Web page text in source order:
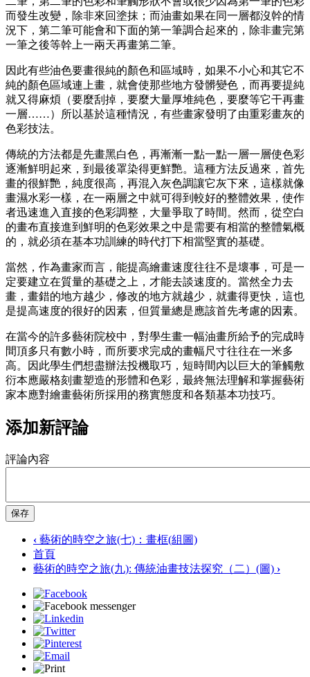
而發生改變，除非來回塗抹；而油畫如果在同一層都沒幹的情
況下，第二筆可能會和下面的第一筆調合起來的，除非畫完第
一筆之後等幹上一兩天再畫第二筆。
因此有些油色要畫很純的顏色和區域時，如果不小心和其它不
純的顏色區域連上畫，就會使那些地方發髒變色，而再要提純
就又得麻煩（要麼刮掉，要麼大量厚堆純色，要麼等它干再畫
一層……）所以基於這種情況，有些畫家發明了由重彩畫灰的
色彩技法。
傳統的方法都是先畫黑白色，再漸漸一點一點一層一層使色彩
逐漸鮮明起來，到最後罩染得更鮮艷。這種方法反過來，首先
畫的很鮮艷，純度很高，再混入灰色調讓它灰下來，這樣就像
畫濕水彩一樣，在一兩層之中就可得到較好的整體效果，使作
者迅速進入直接的色彩調整，大量爭取了時間。然而，從空白
的畫布直接進到鮮明的色彩效果之中是需要有相當的整體氣概
的，就必須在基本功訓練的時代打下相當堅實的基礎。
當然，作為畫家而言，能提高繪畫速度往往不是壞事，可是一
定要建立在質量的基礎之上，才能去談速度的。當然全力去
畫，畫錯的地方越少，修改的地方就越少，就畫得更快，這也
是提高速度的很好的因素，但質量總是應該首先考慮的因素。
在當今的許多藝術院校中，對學生畫一幅油畫所給予的完成時
間頂多只有數小時，而所要求完成的畫幅尺寸往往在一米多
高。因此學生們想盡辦法投機取巧，短時間內以巨大的筆觸敷
衍本應嚴格刻畫塑造的形體和色彩，最終無法理解和掌握藝術
家本應對繪畫藝術所採用的務實態度和各類基本功技巧。
添加新評論
評論內容
保存
‹ 藝術的時空之旅(七)：畫框(組圖)
首頁
藝術的時空之旅(九): 傳統油畫技法探究（二）(圖) ›